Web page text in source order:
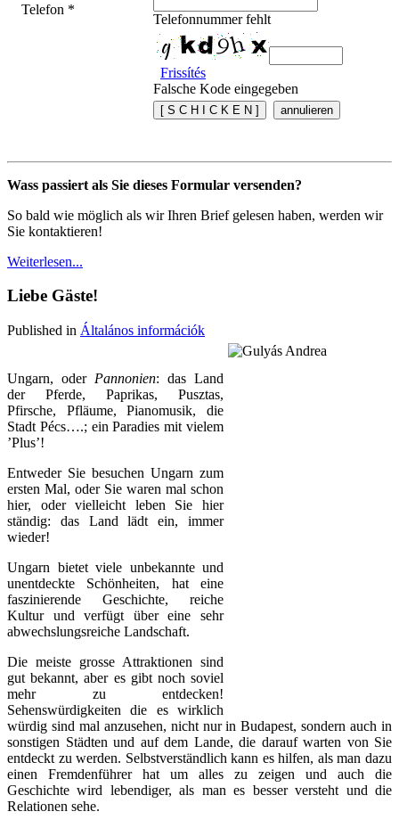
Telefon *
Telefonnummer fehlt
Frissítés
Falsche Kode eingegeben
Wass passiert als Sie dieses Formular versenden?
So bald wie möglich als wir Ihren Brief gelesen haben, werden wir
Sie kontaktieren!
Weiterlesen...
Liebe Gäste!
Published in Általános információk
Ungarn, oder Pannonien: das Land
der Pferde, Paprikas, Pusztas,
Pfirsche, Pfläume, Pianomusik, die
Stadt Pécs….; ein Paradies mit vielem
’Plus’!
Entweder Sie besuchen Ungarn zum
ersten Mal, oder Sie waren mal schon
hier, oder vielleicht leben Sie hier
ständig: das Land lädt ein, immer
wieder!
Ungarn bietet viele unbekannte und
unentdeckte Schönheiten, hat eine
faszinierende Geschichte, reiche
Kultur und verfügt über eine sehr
abwechslungsreiche Landschaft.
Die meiste grosse Attraktionen sind
gut bekannt, aber es gibt noch soviel
mehr zu entdecken!
Sehenswürdigkeiten die es wirklich
würdig sind mal anzusehen, nicht nur in Budapest, sondern auch in
sonstigen Städten und auf dem Lande, die darauf warten von Sie
entdeckt zu werden. Selbstverständlich kann es hilfen, als man dazu
einen Fremdenführer hat um alles zu zeigen und auch die
Geschichte wird lebendiger, als man es besser versteht und die
Relationen sehe.